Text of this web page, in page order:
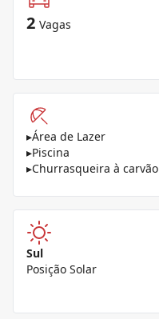
2 Vagas
▸Área de Lazer
▸Piscina
▸Churrasqueira à carvão
Sul
Posição Solar